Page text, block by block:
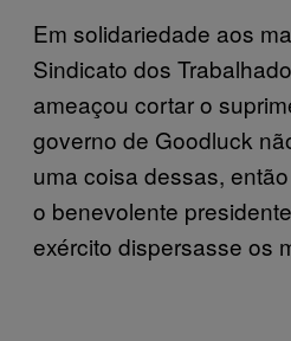
Em solidariedade aos
Sindicato dos
ameaçou cortar o
governo de Goodluck
uma coisa dessas,
o benevolente
exército dispersasse os